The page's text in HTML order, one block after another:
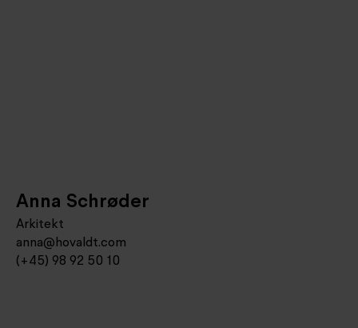
Anna Schrøder
Arkitekt
anna@hovaldt.com
(+45) 98 92 50 10